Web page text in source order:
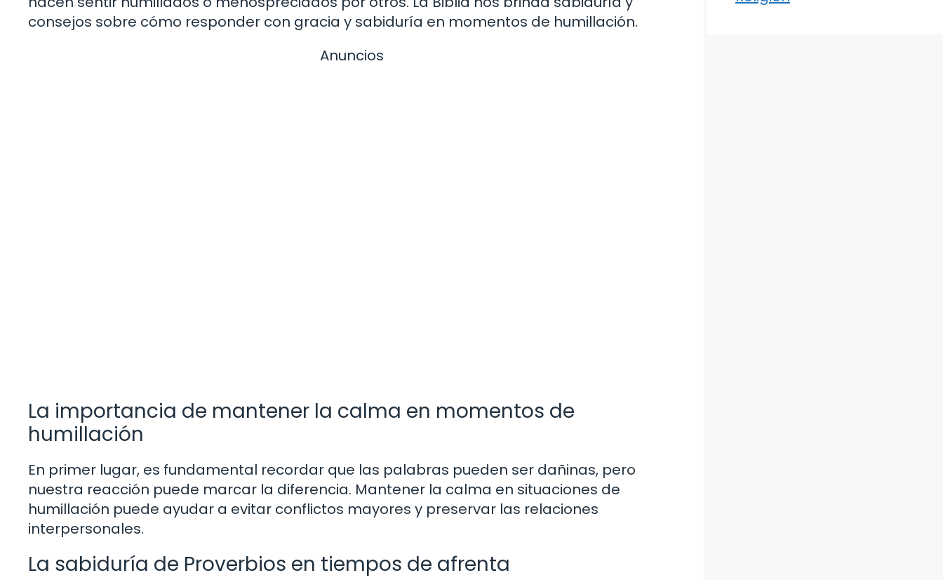
consejos sobre cómo responder con gracia y sabiduría en momentos de humillación.
Anuncios
La importancia de mantener la calma en momentos de
humillación
En primer lugar, es fundamental recordar que las palabras pueden ser dañinas, pero
nuestra reacción puede marcar la diferencia. Mantener la calma en situaciones de
humillación puede ayudar a evitar conflictos mayores y preservar las relaciones
interpersonales.
La sabiduría de Proverbios en tiempos de afrenta